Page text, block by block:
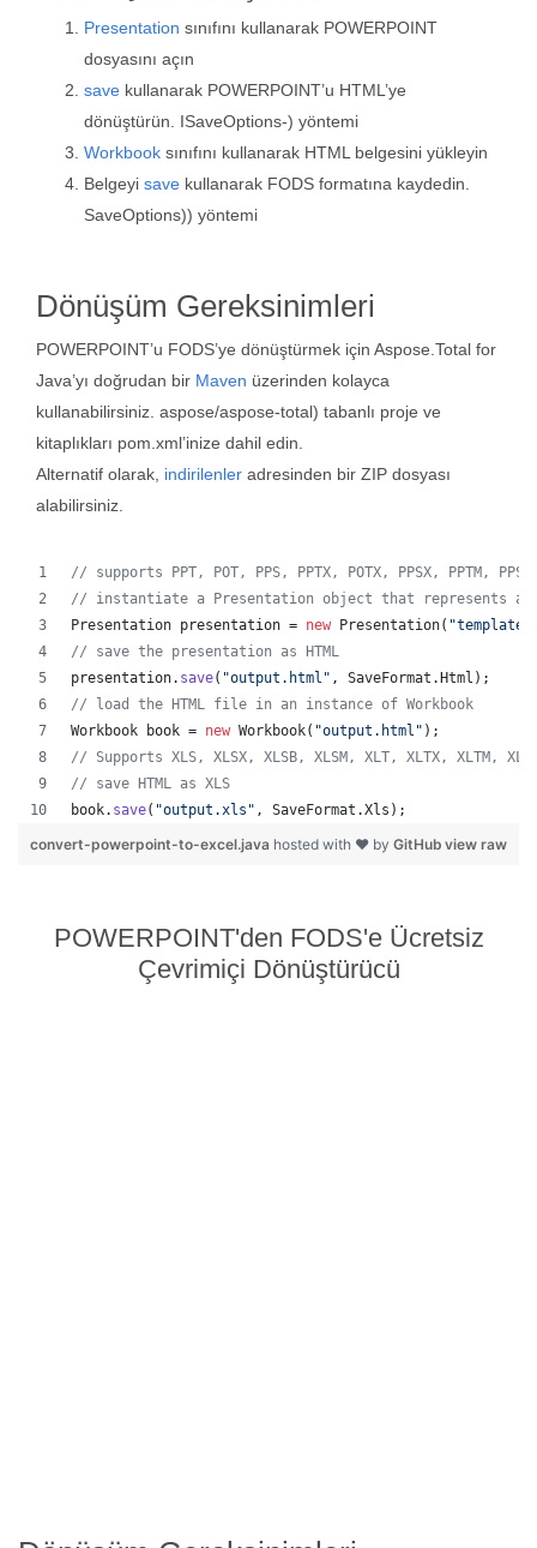
Presentation sınıfını kullanarak POWERPOINT
dosyasını açın
save kullanarak POWERPOINT’u HTML’ye
dönüştürün. ISaveOptions-) yöntemi
Workbook sınıfını kullanarak HTML belgesini yükleyin
Belgeyi save kullanarak FODS formatına kaydedin.
SaveOptions)) yöntemi
Dönüşüm Gereksinimleri
POWERPOINT’u FODS’ye dönüştürmek için Aspose.Total for
Java’yı doğrudan bir Maven üzerinden kolayca
kullanabilirsiniz. aspose/aspose-total) tabanlı proje ve
kitaplıkları pom.xml’inize dahil edin.
Alternatif olarak, indirilenler adresinden bir ZIP dosyası
alabilirsiniz.
// supports PPT, POT, PPS, PPTX, POTX, PPSX, PPTM,
// instantiate a Presentation object that represents a
Presentation presentation = new Presentation(
// save the presentation as HTML
presentation. save( "output.html" , SaveFormat . Html );
// load the HTML file in an instance of Workbook
Workbook
book = new Workbook( "output.html" );
// Supports XLS, XLSX, XLSB, XLSM, XLT, XLTX, XLTM,
// save HTML as XLS
book. save( "output.xls" , SaveFormat .Xls );
view raw
convert-powerpoint-to-excel.java hosted with ❤ by GitHub
POWERPOINT'den FODS'e Ücretsiz
Çevrimiçi Dönüştürücü